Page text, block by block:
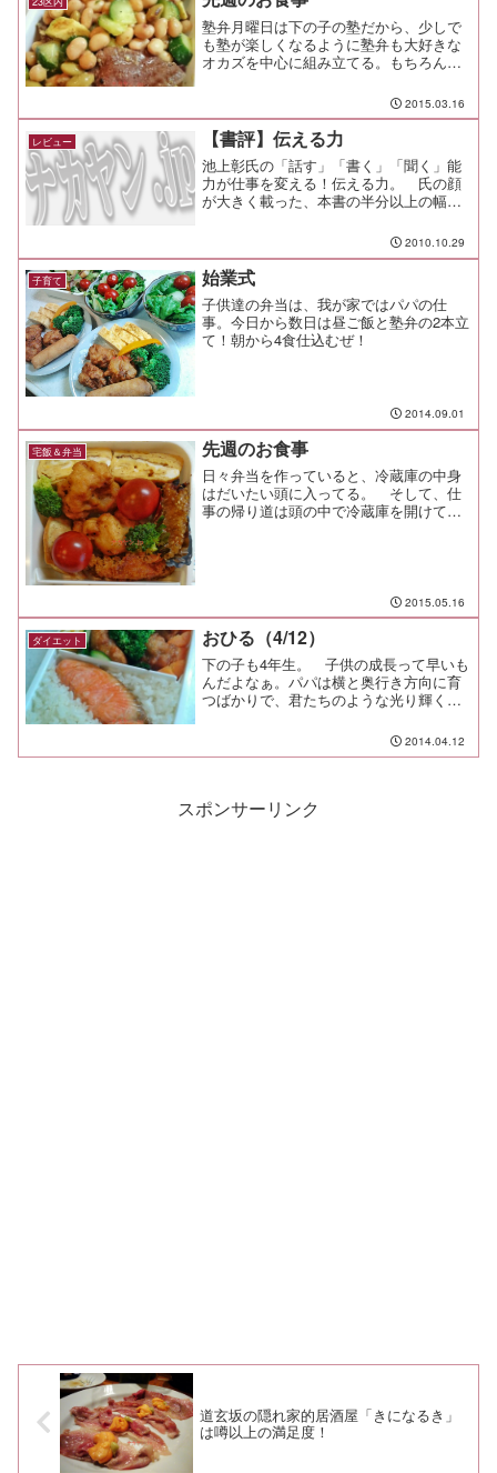
塾弁月曜日は下の子の塾だから、少しで
も塾が楽しくなるように塾弁も大好きな
オカズを中心に組み立てる。もちろん、
ニトマトやキュウリ、ブロッコリの塩蒸
しなどが定番。美味しかった！って帰っ
てくるかと思っていたら、...
2015.03.16
レビュー 【書評】伝える力
池上彰氏の「話す」「書く」「聞く」能
力が仕事を変える！伝える力。 氏の顔
が大きく載った、本書の半分以上の幅を
ある。１００万部突破！ ビジネス、子育
て、友人関係・・・。 “自分の思いが相
手に届かない” と感...
2010.10.29
子育て 始業式
子供達の弁当は、我が家ではパパの仕
事。今日から数日は昼ご飯と塾弁の2本立
て！朝から4食仕込むぜ！
2014.09.01
宅飯＆弁当 先週のお食事
日々弁当を作っていると、冷蔵庫の中身
はだいたい頭に入ってる。 そして、仕
事の帰り道は頭の中で冷蔵庫を開けて、
2015.05.16
ダイエット おひる（4/12）
下の子も4年生。 子供の成長って早いも
んだよなぁ。パパは横と奥行き方向に育
つばかりで、君たちのような光り輝く竜
い。今までのサッカーは午前中だけだっ
たが、これからは午後も練習がある。平
2014.04.12
スポンサーリンク
道玄坂の隠れ家的居酒屋「きになるき」
は噂以上の満足度！